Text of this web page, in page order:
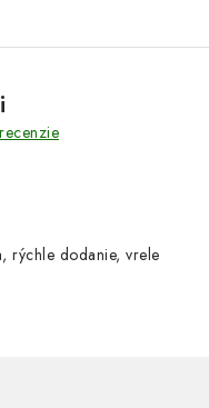
rýchle dodanie, vrele